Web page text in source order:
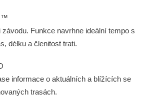
závodu. Funkce navrhne ideální tempo s
délku a členitost trati.
informace o aktuálních a blížících se
trasách.